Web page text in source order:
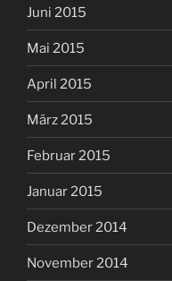
Juni 2015
Mai 2015
April 2015
März 2015
Februar 2015
Januar 2015
Dezember 2014
November 2014